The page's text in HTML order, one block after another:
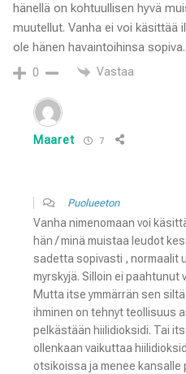
hänellä on kohtuullisen hyvä
muutellut. Vanha ei voi
ole hänen havaintoihinsa sopiva.
0 Vastaa
Maaret 7
Puolueeton
Vanha nimenomaan voi
hän / minä muistaa leudot
sadetta sopivasti , normaalit
myrskyjä. Silloin ei
Mutta itse ymmärrän sen
ihminen on tehnyt teollisuus
pelkästään hiilidioksidi. Tai
ollenkaan vaikuttaa
otsikoissa ja menee kansalle